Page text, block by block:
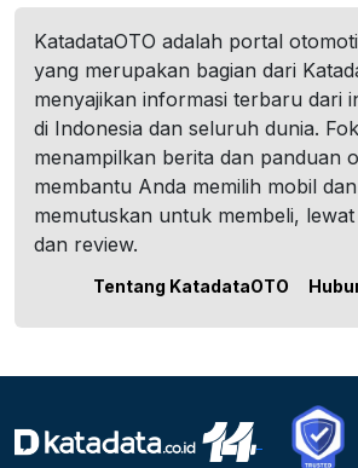
KatadataOTO adalah portal
yang merupakan bagian dari
menyajikan informasi terbaru dari
di Indonesia dan seluruh dunia.
menampilkan berita dan panduan
membantu Anda memilih mobil
memutuskan untuk membeli,
dan review.
Tentang KatadataOTO